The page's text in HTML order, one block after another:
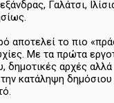
Γαλάτσι,
αποτελεί το πιο
Με τα πρώτα
δημοτικές αρχές
κατάληψη